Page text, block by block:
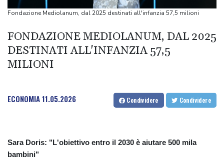
online
online
Esercito Yemen, 'gli Houthi hanno ripreso gli attacchi a Marib'
Esercito Yemen, 'gli Houthi hanno ripreso gli attacchi a Marib'
Fondazione Mediolanum, dal 2025 destinati all'infanzia 57,5 milioni
FONDAZIONE MEDIOLANUM, DAL 2025
DESTINATI ALL'INFANZIA 57,5
MILIONI
ECONOMIA11.05.2026 Condividere Condividere
Sara Doris: "L'obiettivo entro il 2030 è aiutare 500 mila
bambini"